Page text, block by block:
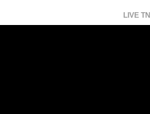
LIVE TN